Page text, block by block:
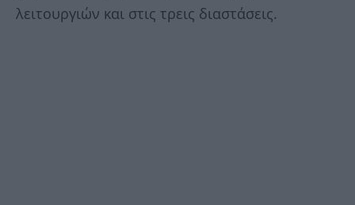
λειτουργιών και στις τρεις διαστάσεις.